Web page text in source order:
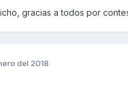
gracias a todos por
del 2018